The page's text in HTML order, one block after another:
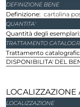
DEFINIZIONE BENE
Definizione cartolina
QUANTITA'
Quantità degli esemplari
TRATTAMENTO
Trattamento
DISPONIBILITA' DEL
LOCALIZZAZIONE
LOCALIZZAZIONE